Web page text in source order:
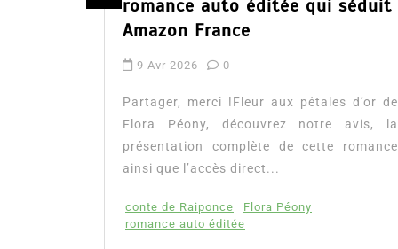
romance auto éditée qui séduit
Amazon France
9 Avr 2026 0
Partager, merci !Fleur aux pétales d’or de
Flora Péony, découvrez notre avis, la
présentation complète de cette romance
ainsi que l’accès direct...
conte de Raiponce
Flora Péony
romance auto éditée